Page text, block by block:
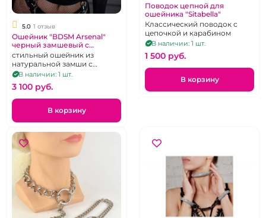
5.0 1 отзыв
Ошейник "BDSM Arsenal"
черный замшевый с
поводком
стильный ошейник из
натуральной замши с
коротким поводком-
В наличии: 1 шт.
3 100 pуб.
В корзину
Поводок цепной для
ошейника "Sitabella"
Классический поводок с
цепочкой и карабином
В наличии: 1 шт.
1 500 pуб.
В корзину